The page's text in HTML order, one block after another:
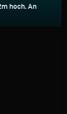
hoch. An